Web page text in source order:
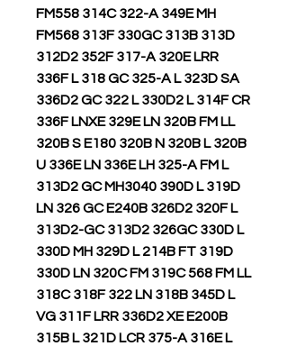
FM558 314C 322-A 349E MH
FM568 313F 330GC 313B 313D
312D2 352F 317-A 320E LRR
336F L 318 GC 325-A L 323D SA
336D2 GC 322 L 330D2 L 314F CR
336F LNXE 329E LN 320B FM LL
320B S E180 320B N 320B L 320B
U 336E LN 336E LH 325-A FM L
313D2 GC MH3040 390D L 319D
LN 326 GC E240B 326D2 320F L
313D2-GC 313D2 326GC 330D L
330D MH 329D L 214B FT 319D
330D LN 320C FM 319C 568 FM LL
318C 318F 322 LN 318B 345D L
VG 311F LRR 336D2 XE E200B
315B L 321D LCR 375-A 316E L